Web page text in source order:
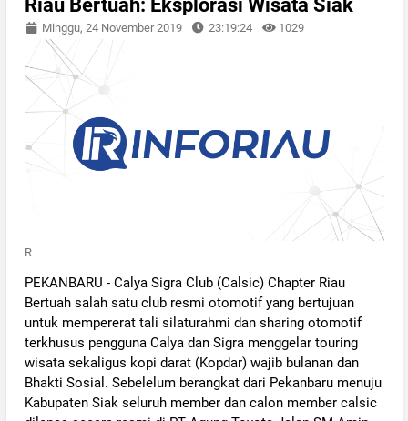
Riau Bertuah: Eksplorasi Wisata Siak
Minggu, 24 November 2019 23:19:24 1029
R
PEKANBARU - Calya Sigra Club (Calsic) Chapter Riau
Bertuah salah satu club resmi otomotif yang bertujuan
untuk mempererat tali silaturahmi dan sharing otomotif
terkhusus pengguna Calya dan Sigra menggelar touring
wisata sekaligus kopi darat (Kopdar) wajib bulanan dan
Bhakti Sosial. Sebelelum berangkat dari Pekanbaru menuju
Kabupaten Siak seluruh member dan calon member calsic